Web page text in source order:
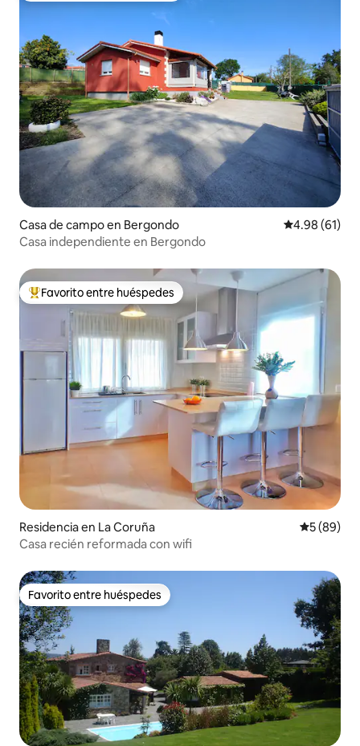
Casa de campo en Bergondo Calificación
4.98 (61)
Casa independiente en Bergondo
De los mejores en Favorito entre huéspedes
Favorito entre huéspedes
Residencia en La Coruña
5 (89)
Casa recién reformada con wifi
Favorito entre huéspedes
Favorito entre huéspedes